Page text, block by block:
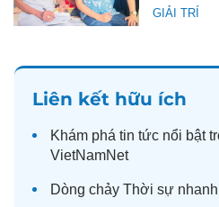
GIẢI TRÍ
Liên kết hữu ích
Khám phá tin tức nổi bật
VietNamNet
Dòng chảy Thời sự